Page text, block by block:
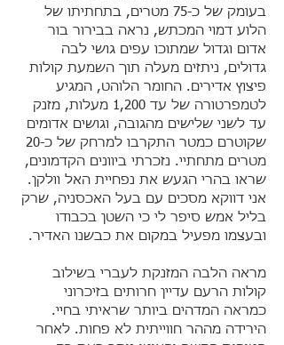
בעומק של כ-75 מטרים, בתחתיתו של
הלוע דמוי המכתש, נראה בבירור בור
אדום וגדול שמתוכו עפים גושי לבה
גדולים, ניתזים מעלה תוך השמעת קולות
פיצוץ אדירים. החומר הלוהט, המגיע
לטמפרטורה של עד 1,200 מעלות, מזנק
עד לשני שלישים מהגובה, וגושים אדומים
שקוטרם כמטר התקרבו למרחק של כ-20
מטרים מתחתיי. נזכרתי ביוונים הקדמונים,
שראו בהרי הגעש את נפחיית האל וולקן.
אני דווקא מסכים עם בעל האכסניה, שרק
בליל אמש סיפר לי כי השטן בכבודו
ובעצמו מפעיל במקום את כבשנו האדיר.
מראה הלבה המזנקת לעברי בשילוב
קולות הרעם עדיין חרותים בזיכרוני
כמראה המדהים ביותר שראיתי בחיי.
הירידה מההר חווייתית לא פחות. לאחר